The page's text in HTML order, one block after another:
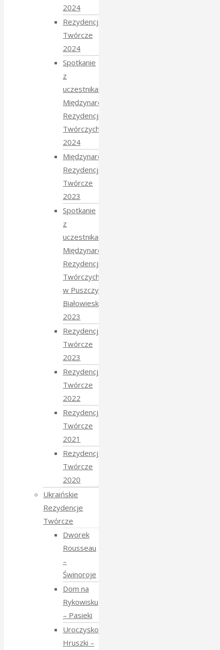
2024
Rezydencje
Twórcze
2024
Spotkanie
z
uczestnikami
Międzynarodowych
Rezydencji
Twórczych
2024
Międzynarodowe
Rezydencje
Twórcze
2023
Spotkanie
z
uczestnikami
Międzynarodowych
Rezydencji
Twórczych
w Puszczy
Białowieskiej
2023
Rezydencje
Twórcze
2023
Rezydencje
Twórcze
2022
Rezydencje
Twórcze
2021
Rezydencje
Twórcze
2020
Ukraińskie
Rezydencje
Twórcze
Dworek
Rousseau
–
Świnoroje
Dom na
Rykowisku
– Pasieki
Uroczysko
Hruszki –